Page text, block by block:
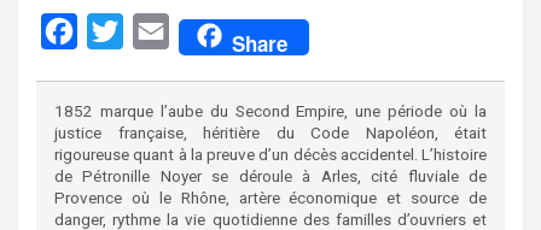
c
e
b
o
i
t
t
e
E
a
i
l
Share
1852 marque l’aube du Second Empire, une période où la
justice française, héritière du Code Napoléon, était
rigoureuse quant à la preuve d’un décès accidentel. L’histoire
de Pétronille Noyer se déroule à Arles, cité fluviale de
Provence où le Rhône, artère économique et source de
danger, rythme la vie quotidienne des familles d’ouvriers et